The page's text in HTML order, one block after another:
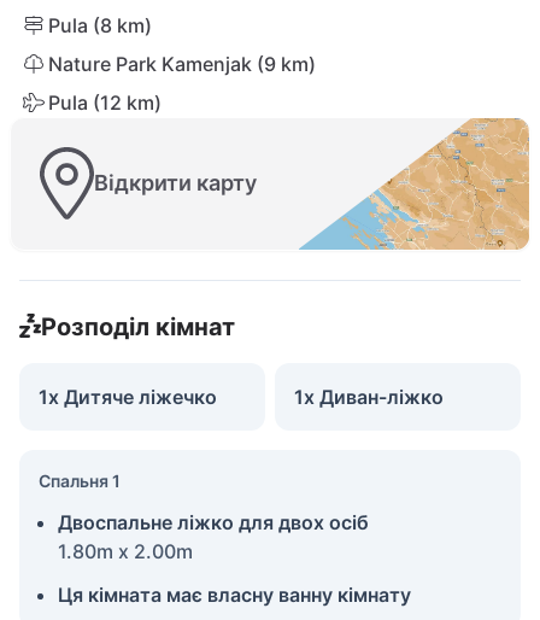
Pula (8 km)
Nature Park Kamenjak (9 km)
Pula (12 km)
Відкрити карту
Розподіл кімнат
1x Дитяче ліжечко 1x Диван-ліжко
Спальня 1
Двоспальне ліжко для двох осіб
1.80m x 2.00m
Ця кімната має власну ванну кімнату